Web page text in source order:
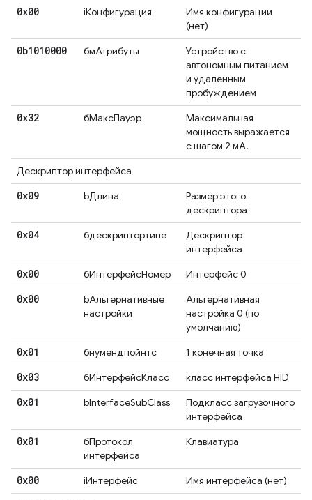
0x00 iКонфигурация
Имя конфигурации
(нет)
0b1010000 бмАтрибуты
Устройство с
автономным питанием
и удаленным
пробуждением
0x32 бМаксПауэр
Максимальная
мощность выражается
с шагом 2 мА.
Дескриптор интерфейса
0x09 bДлина
Размер этого
дескриптора
0x04 бдескриптортипе
Дескриптор
интерфейса
0x00 бИнтерфейсНомер Интерфейс 0
0x00
bАльтернативные
настройки
Альтернативная
настройка 0 (по
умолчанию)
0x01 бнумендпойнтс 1 конечная точка
0x03 бИнтерфейсКласс класс интерфейса HID
0x01 bInterfaceSubClass
Подкласс загрузочного
интерфейса
0x01
бПротокол
интерфейса
Клавиатура
0x00 iИнтерфейс
Имя интерфейса (нет)